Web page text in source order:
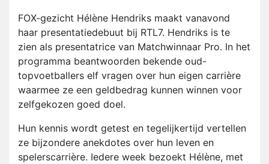
FOX-gezicht Hélène Hendriks maakt vanavond
haar presentatiedebuut bij RTL7. Hendriks is te
zien als presentatrice van Matchwinnaar Pro. In het
programma beantwoorden bekende oud-
topvoetballers elf vragen over hun eigen carrière
waarmee ze een geldbedrag kunnen winnen voor
zelfgekozen goed doel.
Hun kennis wordt getest en tegelijkertijd vertellen
ze bijzondere anekdotes over hun leven en
spelerscarrière. Iedere week bezoekt Hélène, met